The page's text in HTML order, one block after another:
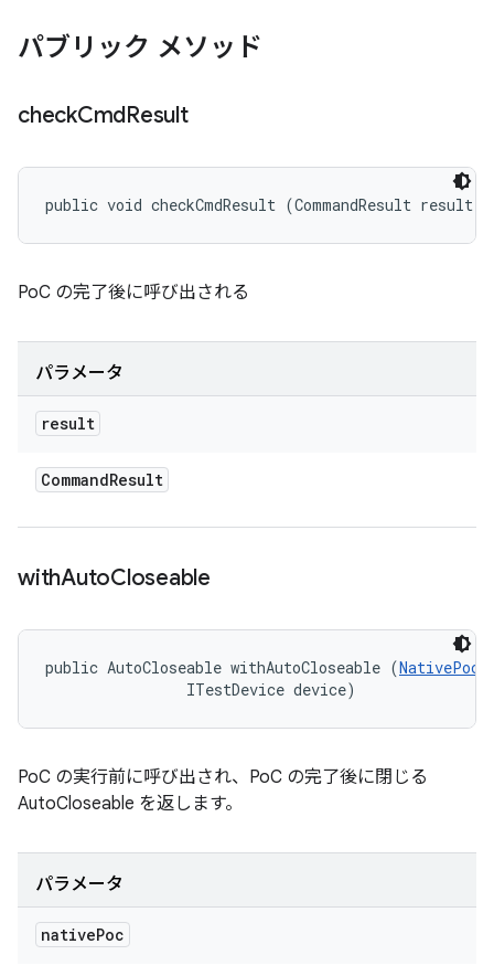
パブリック メソッド
checkCmdResult
public void checkCmdResult (CommandResult result)
PoC の完了後に呼び出される
パラメータ
result
CommandResult
withAutoCloseable
public AutoCloseable withAutoCloseable (NativePoc
                ITestDevice device)
PoC の実行前に呼び出され、PoC の完了後に閉じる
AutoCloseable を返します。
パラメータ
nativePoc